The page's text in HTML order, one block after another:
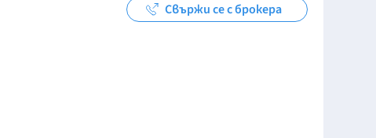
Свържи се с брокера